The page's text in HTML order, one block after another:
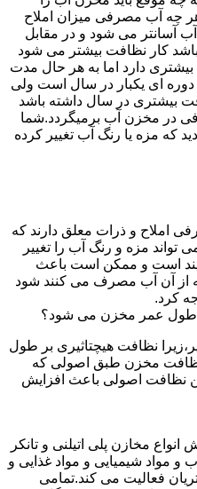
چه آب مصرفی میزان املاح
آسانتر می شود و در مقابل
کار نظافت بیشتر می شود
بیشتری دارد اما به هر حال مدت
ای یکبار در سال است ولی
بیشتری در سال داشته باشد
در مخزن آب برمیگردد.شما
که مزه یا رنگ آب تغییر کرده
املاح و ذرات معلق دارند که
مزه و رنگ آب را تغییر
است و ممکن است باعث
از آن آب مصرف می کنند شود
کرد.
طول عمر مخزن می شود؟
نظافت هیچتاثیری بر طول
مخزن طبق اصولی که
نظافت اصولی باعث افزایش
مخازن پلی اتیلنی و تانکر
و مواد شیمیایی و مواد غذایی و
فعالیت می کند.تمامی